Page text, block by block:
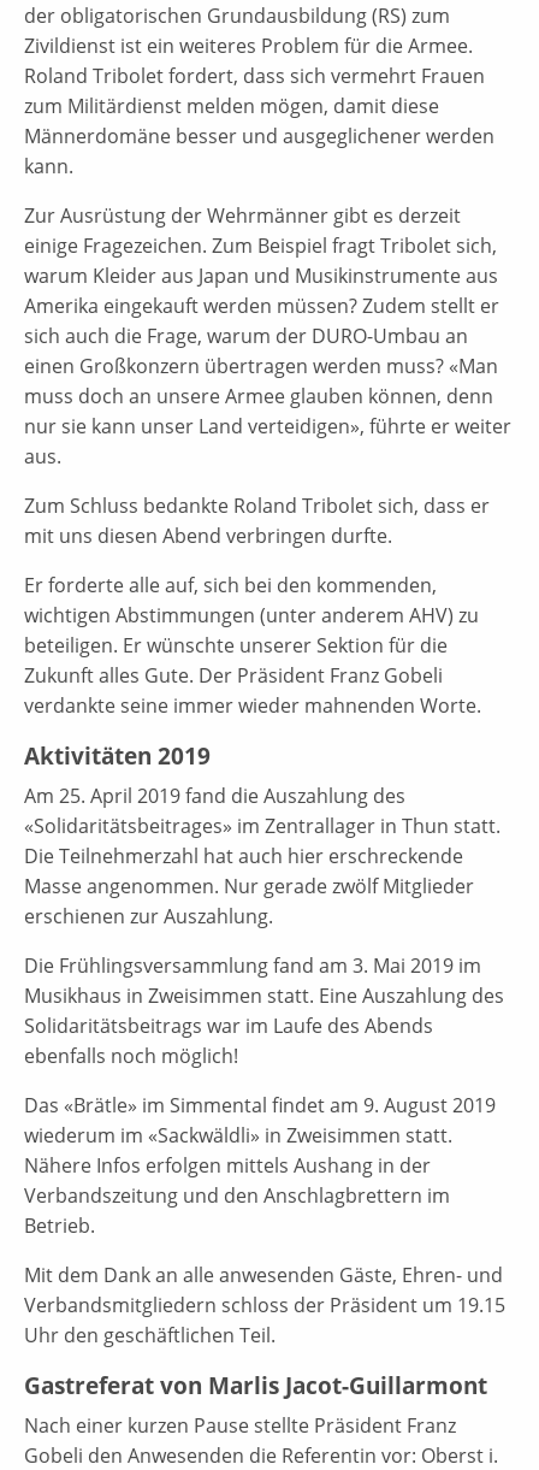
der obligatorischen Grundausbildung (RS) zum
Zivildienst ist ein weiteres Problem für die Armee.
Roland Tribolet fordert, dass sich vermehrt Frauen
zum Militärdienst melden mögen, damit diese
Männerdomäne besser und ausgeglichener werden
kann.
Zur Ausrüstung der Wehrmänner gibt es derzeit
einige Fragezeichen. Zum Beispiel fragt Tribolet sich,
warum Kleider aus Japan und Musikinstrumente aus
Amerika eingekauft werden müssen? Zudem stellt er
sich auch die Frage, warum der DURO-Umbau an
einen Großkonzern übertragen werden muss? «Man
muss doch an unsere Armee glauben können, denn
nur sie kann unser Land verteidigen», führte er weiter
aus.
Zum Schluss bedankte Roland Tribolet sich, dass er
mit uns diesen Abend verbringen durfte.
Er forderte alle auf, sich bei den kommenden,
wichtigen Abstimmungen (unter anderem AHV) zu
beteiligen. Er wünschte unserer Sektion für die
Zukunft alles Gute. Der Präsident Franz Gobeli
verdankte seine immer wieder mahnenden Worte.
Aktivitäten 2019
Am 25. April 2019 fand die Auszahlung des
«Solidaritätsbeitrages» im Zentrallager in Thun statt.
Die Teilnehmerzahl hat auch hier erschreckende
Masse angenommen. Nur gerade zwölf Mitglieder
erschienen zur Auszahlung.
Die Frühlingsversammlung fand am 3. Mai 2019 im
Musikhaus in Zweisimmen statt. Eine Auszahlung des
Solidaritätsbeitrags war im Laufe des Abends
ebenfalls noch möglich!
Das «Brätle» im Simmental findet am 9. August 2019
wiederum im «Sackwäldli» in Zweisimmen statt.
Nähere Infos erfolgen mittels Aushang in der
Verbandszeitung und den Anschlagbrettern im
Betrieb.
Mit dem Dank an alle anwesenden Gäste, Ehren- und
Verbandsmitgliedern schloss der Präsident um 19.15
Uhr den geschäftlichen Teil.
Gastreferat von Marlis Jacot-Guillarmont
Nach einer kurzen Pause stellte Präsident Franz
Gobeli den Anwesenden die Referentin vor: Oberst i.